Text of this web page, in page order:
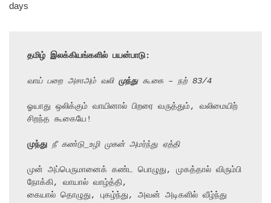
days
தமிழ் இலக்கியங்களில் பயன்பாடு:
வாய் பறை அசாஅம் வலி முந்து கூகை – நற் 83/4
ஓயாது ஒலிக்கும் வாயினால் பிறரை வருத்தும், வலிமையிற்
சிறந்த கூகையே!
முந்து நீ கண்டு_உழி முகன் அமர்ந்து ஏத்தி
முன் அப்பெருமானைக் கண்ட பொழுது, முகத்தால் விரும்பி
நோக்கி, வாயால் வாழ்த்தி,
கையால் தொழுது, புகழ்ந்து, அவன் அடிகளில் வீழ்ந்து